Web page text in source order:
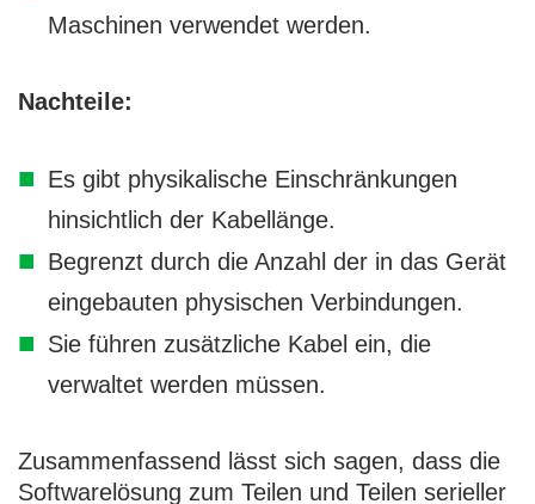
Maschinen verwendet werden.
Nachteile:
Es gibt physikalische Einschränkungen
hinsichtlich der Kabellänge.
Begrenzt durch die Anzahl der in das Gerät
eingebauten physischen Verbindungen.
Sie führen zusätzliche Kabel ein, die
verwaltet werden müssen.
Zusammenfassend lässt sich sagen, dass die
Softwarelösung zum Teilen und Teilen serieller